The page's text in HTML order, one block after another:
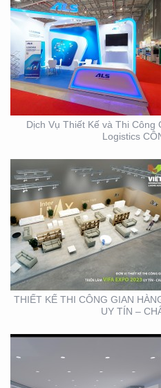
Dịch Vụ Thiết Kế và Thi Công
Logistics
THIẾT KẾ THI CÔNG
GIAN HÀNG TRIỂN LÃM
VIFA EXPO 2023 UY TÍN
– CHẤT LƯỢNG
THIẾT KẾ THI CÔNG GIAN
UY TÍN –
THIẾT KẾ THI CÔNG
TRỌN GÓI SỰ KIỆN MỸ
PHẨM HÀN QUỐC